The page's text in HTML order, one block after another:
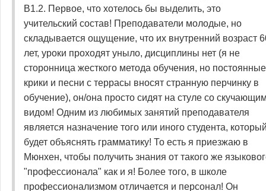
B1.2. Первое, что хотелось бы выделить, это
учительский состав! Преподаватели молодые, но
складывается ощущение, что их внутренний возраст
лет, уроки проходят уныло, дисциплины нет (я не
сторонница жесткого метода обучения, но постоянные
крики и песни с террасы вносят странную перчинку в
обучение), он/она просто сидят на стуле со
видом! Одним из любимых занятий преподавателя
является назначение того или иного студента,
будет объяснять грамматику! То есть я приезжаю в
Мюнхен, чтобы получить знания от такого же
"профессионала" как и я! Более того, в школе
профессионализмом отличается и персонал! Он